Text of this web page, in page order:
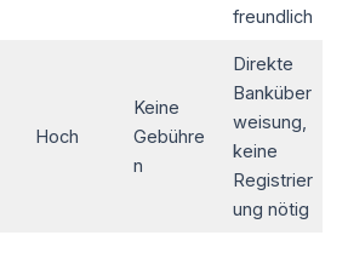
freundlich
Hoch
Keine
Gebühre
n
Direkte
Banküber
weisung,
keine
Registrier
ung nötig